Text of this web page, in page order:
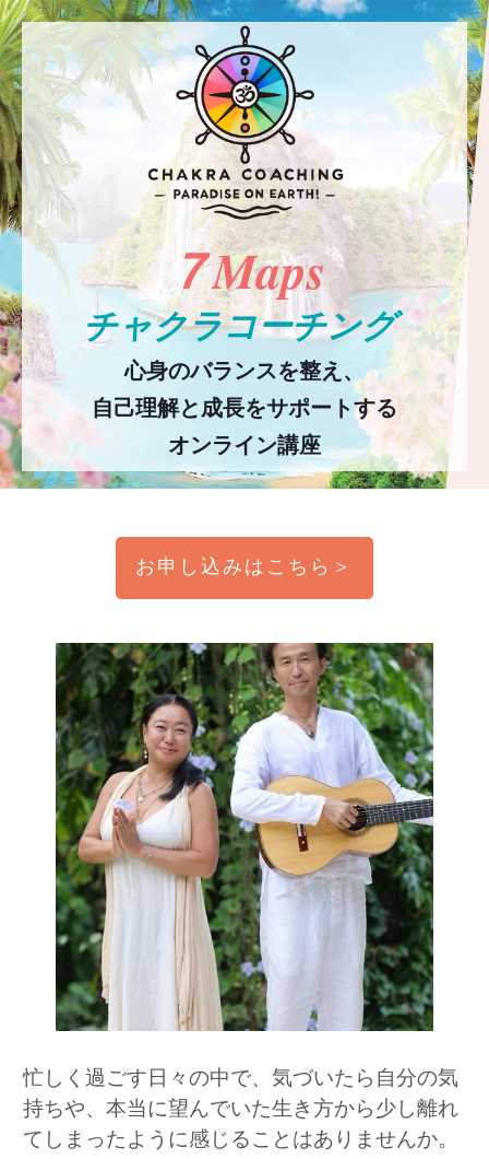
７Maps
チャクラコーチング
心身のバランスを整え、
自己理解と成長をサポートする
オンライン講座
お申し込みはこちら＞
忙しく過ごす日々の中で、気づいたら自分の気
持ちや、本当に望んでいた生き方から少し離れ
てしまったように感じることはありませんか。